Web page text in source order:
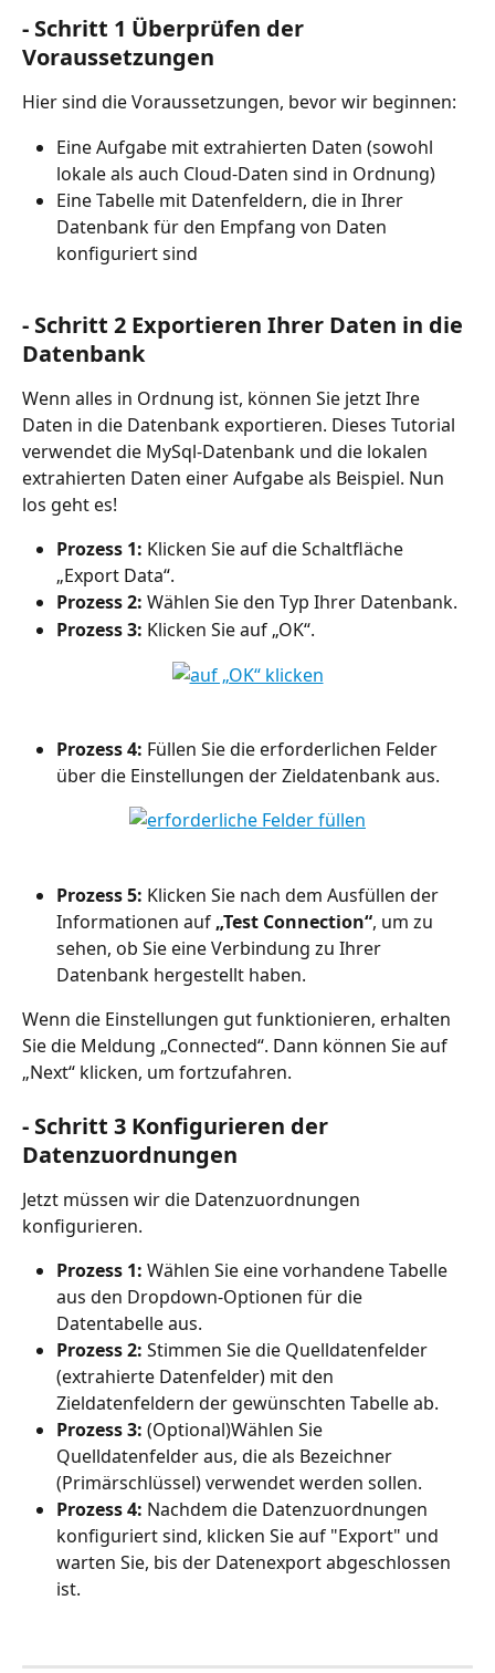
- Schritt 1 Überprüfen der
Voraussetzungen
Hier sind die Voraussetzungen, bevor wir beginnen:
Eine Aufgabe mit extrahierten Daten (sowohl
lokale als auch Cloud-Daten sind in Ordnung)
Eine Tabelle mit Datenfeldern, die in Ihrer
Datenbank für den Empfang von Daten
konfiguriert sind
- Schritt 2 Exportieren Ihrer Daten in die
Datenbank
Wenn alles in Ordnung ist, können Sie jetzt Ihre
Daten in die Datenbank exportieren. Dieses Tutorial
verwendet die MySql-Datenbank und die lokalen
extrahierten Daten einer Aufgabe als Beispiel. Nun
los geht es!
Prozess 1: Klicken Sie auf die Schaltfläche
„Export Data“.
Prozess 2: Wählen Sie den Typ Ihrer Datenbank.
Prozess 3: Klicken Sie auf „OK“.
Prozess 4: Füllen Sie die erforderlichen Felder
über die Einstellungen der Zieldatenbank aus.
Prozess 5: Klicken Sie nach dem Ausfüllen der
Informationen auf „Test Connection“, um zu
sehen, ob Sie eine Verbindung zu Ihrer
Datenbank hergestellt haben.
Wenn die Einstellungen gut funktionieren, erhalten
Sie die Meldung „Connected“. Dann können Sie auf
„Next“ klicken, um fortzufahren.
- Schritt 3 Konfigurieren der
Datenzuordnungen
Jetzt müssen wir die Datenzuordnungen
konfigurieren.
Prozess 1: Wählen Sie eine vorhandene Tabelle
aus den Dropdown-Optionen für die
Datentabelle aus.
Prozess 2: Stimmen Sie die Quelldatenfelder
(extrahierte Datenfelder) mit den
Zieldatenfeldern der gewünschten Tabelle ab.
Prozess 3: (Optional)Wählen Sie
Quelldatenfelder aus, die als Bezeichner
(Primärschlüssel) verwendet werden sollen.
Prozess 4: Nachdem die Datenzuordnungen
konfiguriert sind, klicken Sie auf "Export" und
warten Sie, bis der Datenexport abgeschlossen
ist.